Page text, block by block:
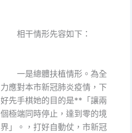
相干情形先容如下：
一是總體扶植情形。為全
力應對本市新冠肺炎疫情，下
好先手棋她的目的是**「讓兩
個極端同時停止，達到零的境
界」。，打好自動仗，市新冠